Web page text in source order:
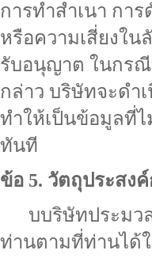
การทำสำเนา กา
หรือความเสี่ยงใ
รับอนุญาต ในกรณี
กล่าว บริษัทจะดำ
ทำให้เป็นข้อมูลที่
ทันที
ข้อ 5. วัตถุประสง
บบริษัทประมว
ท่านตามที่ท่านได้